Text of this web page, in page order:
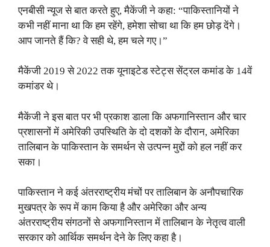
एनबीसी न्यूज से बात करते हुए, मैकेंजी ने कहा: “पाकिस्तानियों ने
कभी नहीं माना था कि हम रहेंगे, हमेशा सोचा था कि हम छोड़ देंगे।
आप जानते हैं कि? वे सही थे, हम चले गए।”
मैकेंजी 2019 से 2022 तक यूनाइटेड स्टेट्स सेंट्रल कमांड के 14वें
कमांडर थे।
मैकेंजी ने इस बात पर भी प्रकाश डाला कि अफगानिस्तान और चार
प्रशासनों में अमेरिकी उपस्थिति के दो दशकों के दौरान, अमेरिका
तालिबान के पाकिस्तान के समर्थन से उत्पन्न मुद्दों को हल नहीं कर
सका।
पाकिस्तान ने कई अंतरराष्ट्रीय मंचों पर तालिबान के अनौपचारिक
मुखपत्र के रूप में काम किया है और अमेरिका और अन्य
अंतरराष्ट्रीय संगठनों से अफगानिस्तान में तालिबान के नेतृत्व वाली
सरकार को आर्थिक समर्थन देने के लिए कहा है।